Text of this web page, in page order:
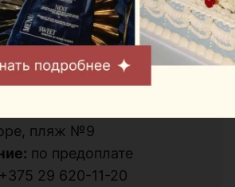
зависит от формата
от 25 до 1000
пляж №9
по предоплате
+375 29 620-11-20